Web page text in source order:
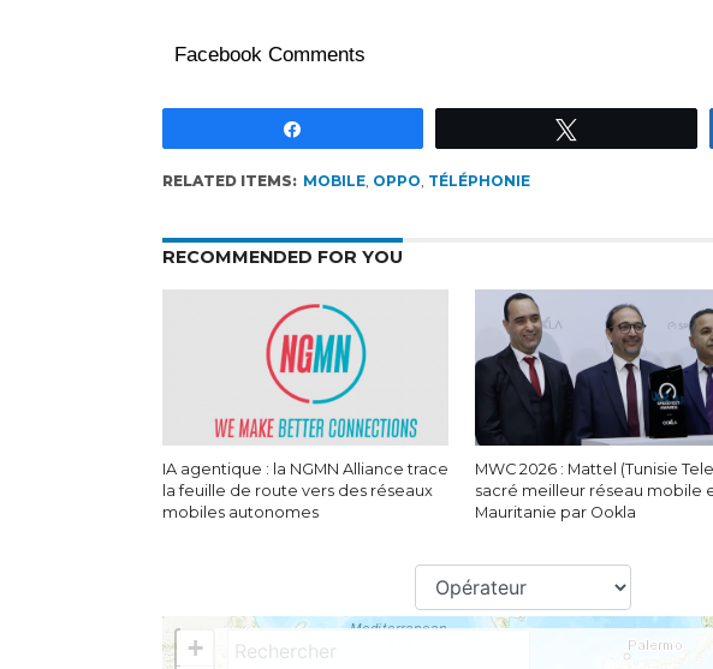
Facebook Comments
RELATED ITEMS: MOBILE, OPPO, TÉLÉPHONIE
RECOMMENDED FOR YOU
IA agentique : la NGMN Alliance trace
la feuille de route vers des réseaux
mobiles autonomes
MWC 2026 : Mattel (Tunisie
sacré meilleur réseau mobile
Mauritanie par Ookla